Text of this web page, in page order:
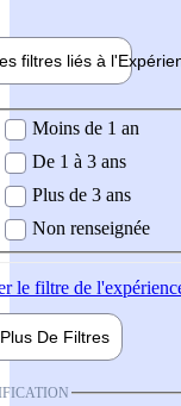
filtres liés à l'
demandée
Moins de 1 an
De 1 à 3 ans
Plus de 3 ans
Non renseignée
le filtre de
Plus De Filtres